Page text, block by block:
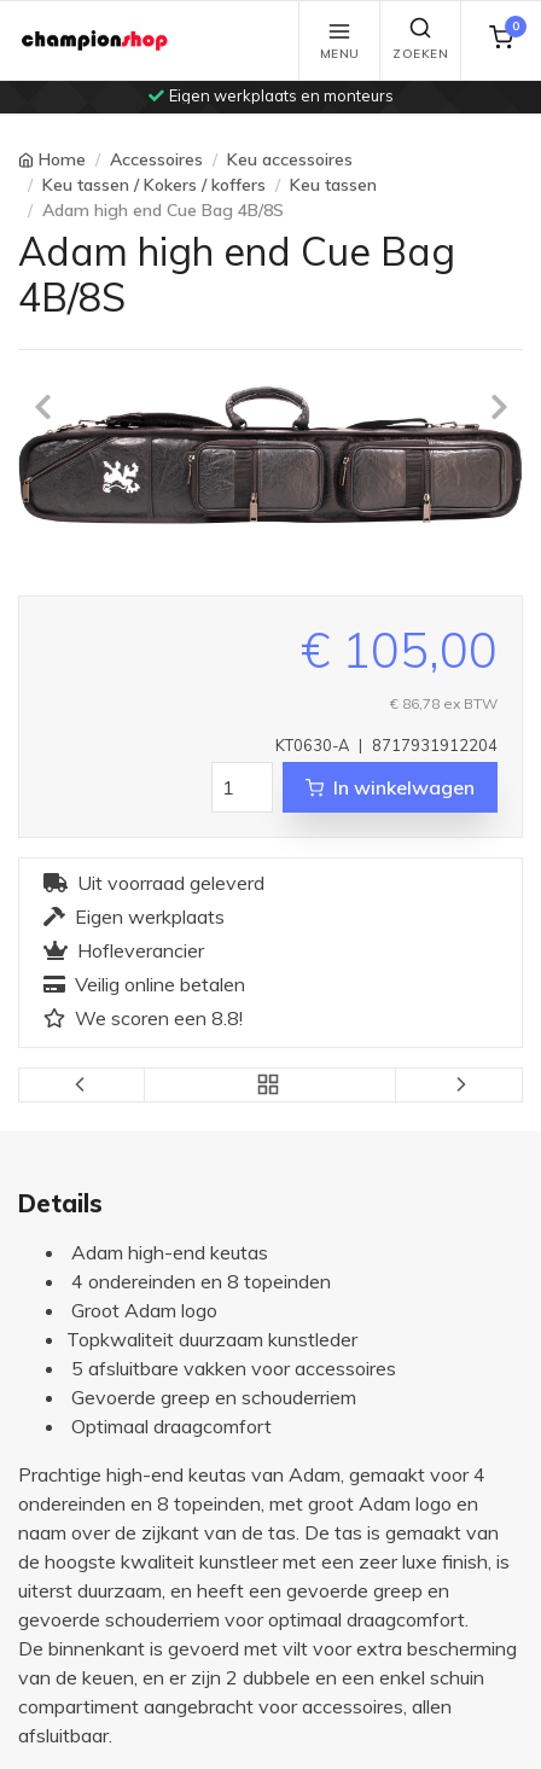
Eigen werkplaats en monteurs
MENU ZOEKEN
0
Home Accessoires
Keu accessoires
Keu tassen / Kokers / koffers
Keu tassen
Adam high end Cue Bag 4B/8S
Adam high end Cue Bag
4B/8S
Previous
€ 105,00
€ 86,78 ex BTW
8717931912204
|
KT0630-A
In winkelwagen
Uit voorraad geleverd
Eigen werkplaats
Hofleverancier
Veilig online betalen
We scoren een 8.8!
Details
Adam high-end keutas
4 ondereinden en 8 topeinden
Groot Adam logo
Topkwaliteit duurzaam kunstleder
5 afsluitbare vakken voor accessoires
Gevoerde greep en schouderriem
Optimaal draagcomfort
Prachtige high-end keutas van Adam, gemaakt voor 4
ondereinden en 8 topeinden, met groot Adam logo en
naam over de zijkant van de tas. De tas is gemaakt van
de hoogste kwaliteit kunstleer met een zeer luxe finish, is
uiterst duurzaam, en heeft een gevoerde greep en
gevoerde schouderriem voor optimaal draagcomfort.
De binnenkant is gevoerd met vilt voor extra bescherming
van de keuen, en er zijn 2 dubbele en een enkel schuin
compartiment aangebracht voor accessoires, allen
afsluitbaar.